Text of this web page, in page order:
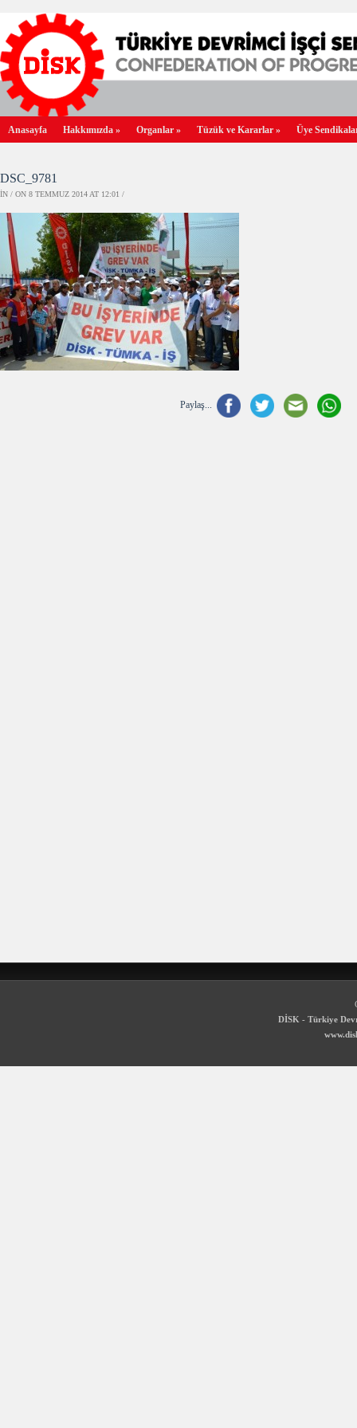
Anasayfa Hakkımızda » Organlar » Tüzük ve Kararlar » Üye
DSC_9781
IN / ON 8 TEMMUZ 2014 AT 12:01 /
Paylaş...
DİSK - Türkiye